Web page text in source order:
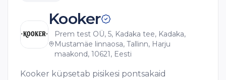
Kooker
Prem test OÜ, 5, Kadaka tee, Kadaka,
Mustamäe linnaosa, Tallinn, Harju
maakond, 10621, Eesti
Kooker küpsetab pisikesi pontsakaid